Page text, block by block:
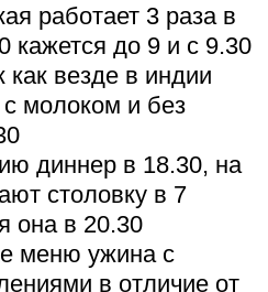
работает 3 раза в
кажется до 9 и с 9.30
как везде в индии
молоком и без
диннер в 18.30, на
столовку в 7
она в 20.30
меню ужина с
в отличие от